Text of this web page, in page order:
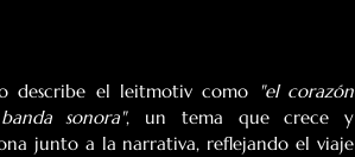
describe el leitmotiv como
"el corazón
sonora", un tema que crece y
junto a la narrativa, reflejando el viaje